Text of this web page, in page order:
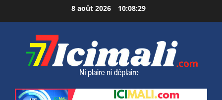
au
8 août 2026 10:08:30